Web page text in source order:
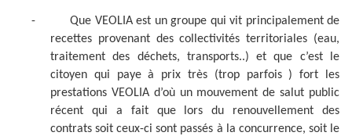
-
Que VEOLIA est un groupe qui vit principalement de
recettes provenant des collectivités territoriales (eau,
traitement des déchets, transports..) et que c’est le
citoyen qui paye à prix très (trop parfois ) fort les
prestations VEOLIA d’où un mouvement de salut public
récent qui a fait que lors du renouvellement des
contrats soit ceux-ci sont passés à la concurrence, soit le